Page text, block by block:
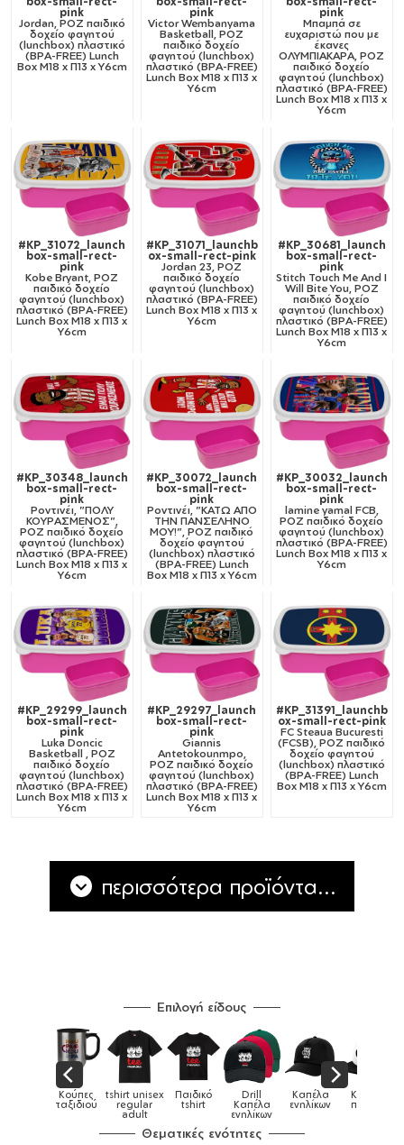
pink
Jordan, ΡΟΖ παιδικό
δοχείο φαγητού
(lunchbox) πλαστικό
(BPA-FREE) Lunch
Βox M18 x Π13 x Υ6cm
pink
Victor Wembanyama
Basketball, ΡΟΖ
παιδικό δοχείο
φαγητού (lunchbox)
πλαστικό (BPA-FREE)
Lunch Βox M18 x Π13 x
Υ6cm
pink
Μπαμπά σε
ευχαριστώ που με
έκανες
ΟΛΥΜΠΙΑΚΑΡΑ, ΡΟΖ
παιδικό δοχείο
φαγητού (lunchbox)
πλαστικό (BPA-FREE)
Lunch Βox M18 x Π13 x
Υ6cm
#KP_31072_launch
box-small-rect-
pink
Kobe Bryant, ΡΟΖ
παιδικό δοχείο
φαγητού (lunchbox)
πλαστικό (BPA-FREE)
Lunch Βox M18 x Π13 x
Υ6cm
#KP_31071_launchb
ox-small-rect-pink
Jordan 23, ΡΟΖ
παιδικό δοχείο
φαγητού (lunchbox)
πλαστικό (BPA-FREE)
Lunch Βox M18 x Π13 x
Υ6cm
#KP_30681_launch
box-small-rect-
pink
Stitch Touch Me And I
Will Bite You, ΡΟΖ
παιδικό δοχείο
φαγητού (lunchbox)
πλαστικό (BPA-FREE)
Lunch Βox M18 x Π13 x
Υ6cm
#KP_30348_launch
box-small-rect-
pink
Ροντινέι, "ΠΟΛΥ
ΚΟΥΡΑΣΜΕΝΟΣ",
ΡΟΖ παιδικό δοχείο
φαγητού (lunchbox)
πλαστικό (BPA-FREE)
Lunch Βox M18 x Π13 x
Υ6cm
#KP_30072_launch
box-small-rect-
pink
Ροντινέι, "ΚΑΤΩ ΑΠΟ
ΤΗΝ ΠΑΝΣΕΛΗΝΟ
ΜΟΥ!", ΡΟΖ παιδικό
δοχείο φαγητού
(lunchbox) πλαστικό
(BPA-FREE) Lunch
Βox M18 x Π13 x Υ6cm
#KP_30032_launch
box-small-rect-
pink
lamine yamal FCB,
ΡΟΖ παιδικό δοχείο
φαγητού (lunchbox)
πλαστικό (BPA-FREE)
Lunch Βox M18 x Π13 x
Υ6cm
#KP_29299_launch
box-small-rect-
pink
Luka Doncic
Basketball , ΡΟΖ
παιδικό δοχείο
φαγητού (lunchbox)
πλαστικό (BPA-FREE)
Lunch Βox M18 x Π13 x
Υ6cm
#KP_29297_launch
box-small-rect-
pink
Giannis
Antetokounmpo,
ΡΟΖ παιδικό δοχείο
φαγητού (lunchbox)
πλαστικό (BPA-FREE)
Lunch Βox M18 x Π13 x
Υ6cm
#KP_31391_launchb
ox-small-rect-pink
FC Steaua Bucuresti
(FCSB), ΡΟΖ παιδικό
δοχείο φαγητού
(lunchbox) πλαστικό
(BPA-FREE) Lunch
Βox M18 x Π13 x Υ6cm
περισσότερα προϊόντα...
Επιλογή είδους
Drill
Καπέλα
ενηλίκων
Καπέλα
ενηλίκων
Καπέλα
παιδικά Κούπες Κούπες
ειδικές
Θεματικές ενότητες